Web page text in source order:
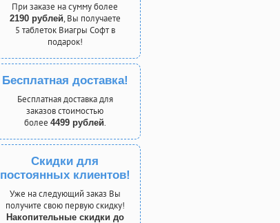
При заказе на сумму более
2190 рублей, Вы получаете
5 таблеток Виагры Софт в
подарок!
Бесплатная доставка!
Бесплатная доставка для
заказов стоимостью
более 4499 рублей.
Скидки для
постоянных клиентов!
Уже на следующий заказ Вы
получите свою первую скидку!
Накопительные скидки до